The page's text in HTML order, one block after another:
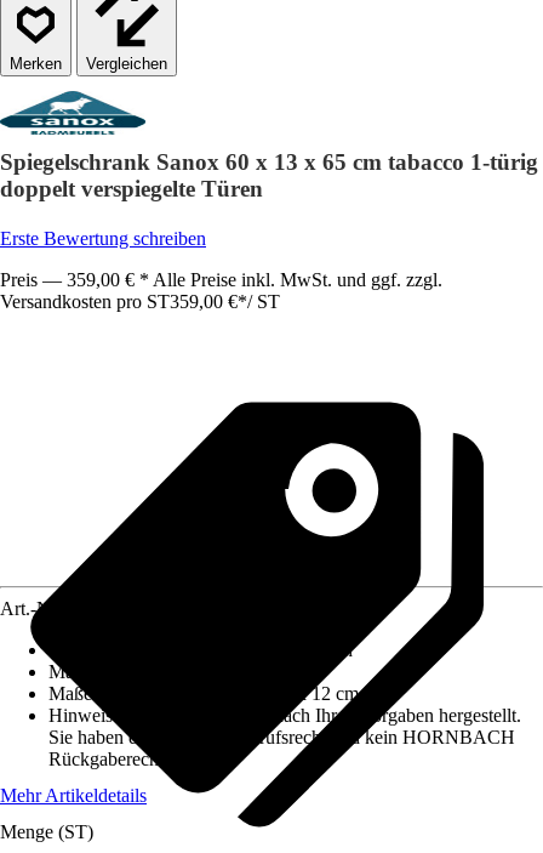
Vergleichen
Spiegelschrank Sanox 60 x 13 x 65 cm tabacco 1-türig
doppelt verspiegelte Türen
Erste Bewertung schreiben
Preis — 359,00 € * Alle Preise inkl. MwSt. und ggf. zzgl.
Versandkosten pro ST359,00 €*/ ST
Art.-Nr.
Beidseitige Spiegeltüren
Material Korpus
Maße (BxHxT)
60 cm x 65 cm x 12 cm
Hinweis: Dieser Artikel wird nach Ihren Vorgaben hergestellt.
Sie haben daher kein Widerrufsrecht und kein HORNBACH
Rückgaberecht.
Mehr Artikeldetails
Menge (ST)